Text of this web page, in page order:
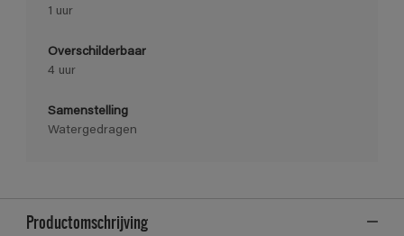
1 uur
Overschilderbaar
4 uur
Samenstelling
Watergedragen
Productomschrijving